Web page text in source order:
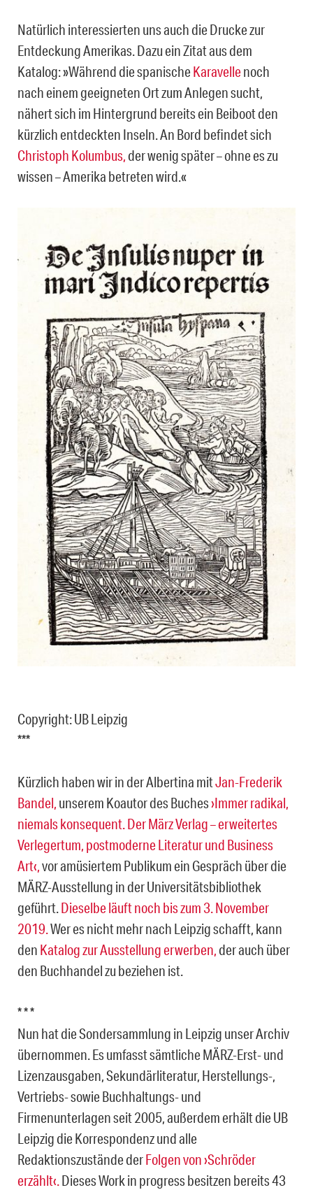
Natürlich interessierten uns auch die Drucke zur
Entdeckung Amerikas. Dazu ein Zitat aus dem
Katalog: »Während die spanischeKaravellenoch
nach einem geeigneten Ort zum Anlegen sucht,
nähert sich im Hintergrund bereits ein Beiboot den
kürzlich entdeckten Inseln. An Bord befindet sich
Christoph Kolumbus,der wenig später – ohne es zu
wissen – Amerika betreten wird.«
Copyright: UB Leipzig
***
Kürzlich haben wir in der Albertina mitJan-Frederik
Bandel, unserem Koautor des Buches›Immer radikal,
niemals konsequent. Der März Verlag – erweitertes
Verlegertum, postmoderne Literatur und Business
Art‹,vor amüsiertem Publikum ein Gespräch über die
MÄRZ-Ausstellung in der Universitätsbibliothek
geführt.Dieselbe läuft noch bis zum 3. November
2019.Wer es nicht mehr nach Leipzig schafft, kann
den Katalog zur Ausstellung erwerben,der auch über
den Buchhandel zu beziehen ist.
* * *
Nun hat die Sondersammlung in Leipzig unser Archiv
übernommen. Es umfasst sämtliche MÄRZ-Erst- und
Lizenzausgaben, Sekundärliteratur, Herstellungs-,
Vertriebs- sowie Buchhaltungs- und
Firmenunterlagen seit 2005, außerdem erhält die UB
Leipzig die Korrespondenz und alle
Redaktionszustände derFolgen von ›Schröder
erzählt‹.Dieses Work in progress besitzen bereits 43